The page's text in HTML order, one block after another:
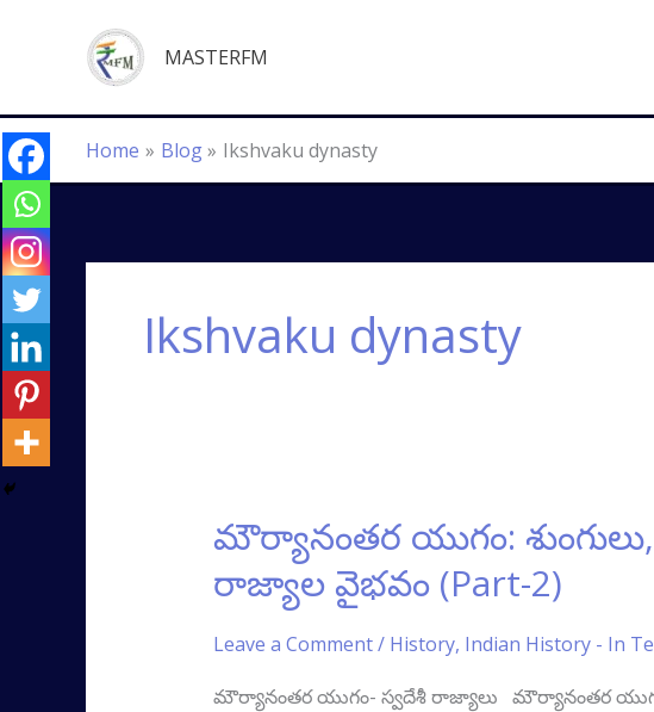
MASTERFM
Home Blog Ikshvaku dynasty
Ikshvaku dynasty
మౌర్యానంతర యుగం: శుంగులు,
రాజ్యాల వైభవం (Part-2)
Leave a Comment/ History, Indian History - In
మౌర్యానంతర యుగం- స్వదేశీ రాజ్యాలు మౌర్యానంతర
మౌర్యానంతర
యుగం:
శుంగులు,
ఇక్ష్వాకులు
&
రాజ్యాల